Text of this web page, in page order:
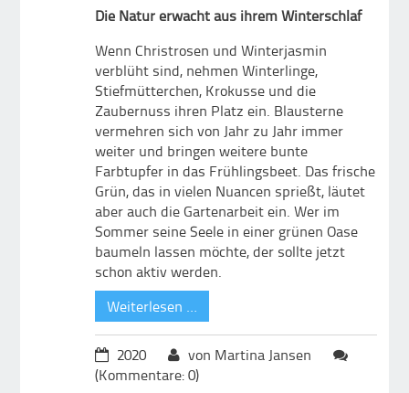
Die Natur erwacht aus ihrem Winterschlaf
Wenn Christrosen und Winterjasmin
verblüht sind, nehmen Winterlinge,
Stiefmütterchen, Krokusse und die
Zaubernuss ihren Platz ein. Blausterne
vermehren sich von Jahr zu Jahr immer
weiter und bringen weitere bunte
Farbtupfer in das Frühlingsbeet. Das frische
Grün, das in vielen Nuancen sprießt, läutet
aber auch die Gartenarbeit ein. Wer im
Sommer seine Seele in einer grünen Oase
baumeln lassen möchte, der sollte jetzt
schon aktiv werden.
Weiterlesen …
2020
von Martina Jansen
(Kommentare: 0)